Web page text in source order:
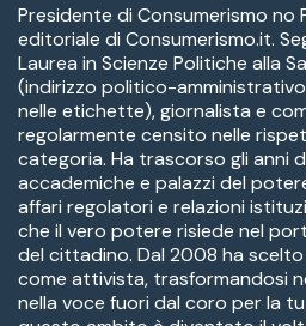
Presidente di Consumerismo no
editoriale di Consumerismo.it.
Laurea in Scienze Politiche alla
(indirizzo politico-
nelle etichette), giornalista e
regolarmente censito nelle
categoria. Ha trascorso gli anni
accademiche e palazzi del
affari regolatori e relazioni
che il vero potere risiede nel
del cittadino. Dal 2008 ha
come attivista, trasformandosi
nella voce fuori dal coro per la